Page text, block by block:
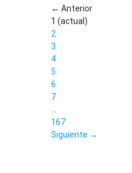
← Anterior
1 (actual)
2
3
4
5
6
7
…
167
Siguiente →